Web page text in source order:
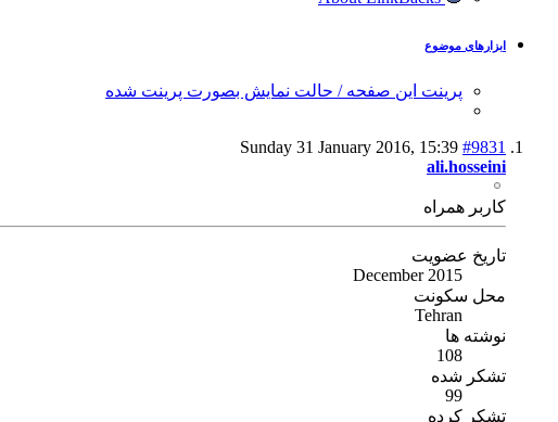
ابزارهای موضوع
پرینت این صفحه / حالت نمایش بصورت پرینت شده
Sunday 31 January 2016, 15:39 #9831
ali.hosseini
كاربر همراه
تاریخ عضویت
December 2015
محل سکونت
Tehran
نوشته ها
108
تشکر شده
99
تشکر کرده